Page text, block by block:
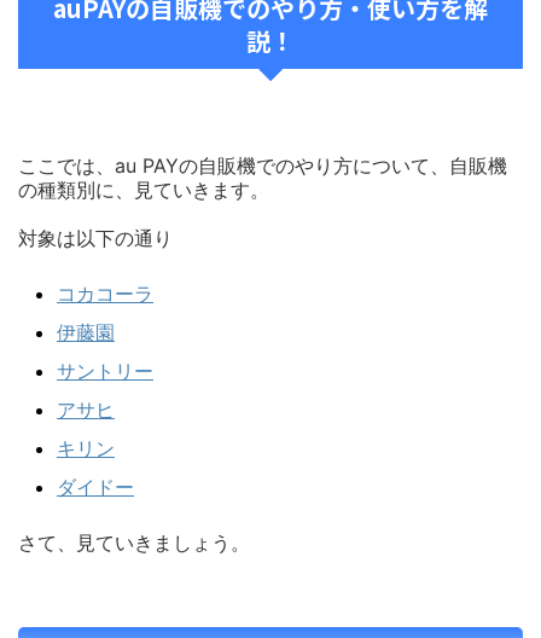
auPAYの自販機でのやり方・使い方を解
説！
ここでは、au PAYの自販機でのやり方について、自販機
の種類別に、見ていきます。
対象は以下の通り
コカコーラ
伊藤園
サントリー
アサヒ
キリン
ダイドー
さて、見ていきましょう。